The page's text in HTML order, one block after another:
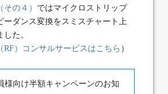
の４） ではマイクロストリップ
ーダンス変換をスミスチャート上
た。
RF）コンサルサービスはこちら ）
様向け半額キャンペーンのお知